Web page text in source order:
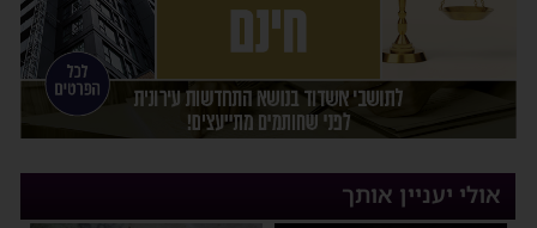
אולי יעניין אותך